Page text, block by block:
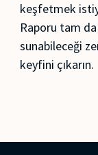
keşfetmek
Raporu tam
sunabileceği
keyfini çıkarın.